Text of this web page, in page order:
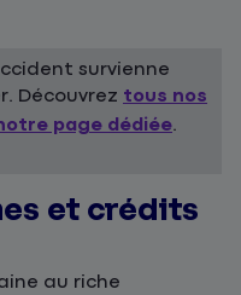
survienne
Découvrez tous nos
page dédiée.
et crédits
au riche